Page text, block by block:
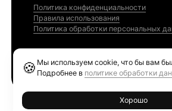
Политика конфиденциальности
Правила использования
Политика обработки персональных
🍪 Мы используем cookie, что бы вам
Подробнее в политике обработки
Хорошо
Ethereum GAS Tracker